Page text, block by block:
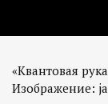
«Квантовая